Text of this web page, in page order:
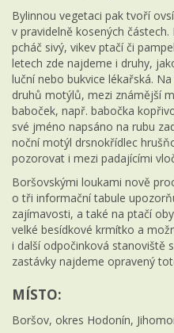
Bylinnou vegetaci pak tvoří
v pravidelně kosených
pcháč sivý, vikev ptačí či
letech zde najdeme i druhy,
luční nebo bukvice lékařská.
druhů motýlů, mezi známější
baboček, např. babočka
své jméno napsáno na rubu
noční motýl drsnokřídlec
pozorovat i mezi padajícími
Boršovskými loukami nově
o tři informační tabule
zajímavosti, a také na ptačí
velké besídkové krmítko a
i další odpočinková stanoviště
zastávky najdeme opravený
MÍSTO:
Boršov, okres Hodonín,